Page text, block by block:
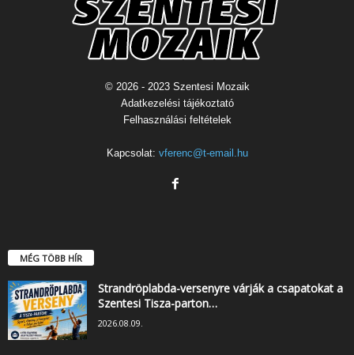
© 2026 - 2023 Szentesi Mozaik
Adatkezelési tájékoztató
Felhasználási feltételek
Kapcsolat: vferenc@t-email.hu
MÉG TÖBB HÍR
Strandröplabda-versenyre várják a csapatokat a
Szentesi Tisza-parton…
2026.08.09.